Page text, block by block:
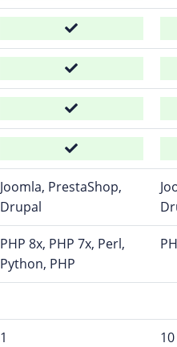
Joomla, PrestaShop,
Drupal
PHP 8x, PHP 7x, Perl,
Python, PHP
1 10